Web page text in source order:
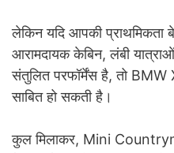
लेकिन यदि आपकी प्राथमिकता
आरामदायक केबिन, लंबी
संतुलित परफॉर्मेंस है, तो BMW
साबित हो सकती है।
कुल मिलाकर, Mini